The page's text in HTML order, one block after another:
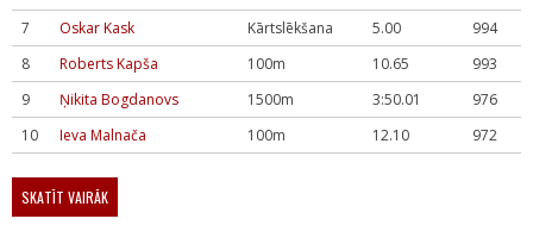
7
Oskar Kask Kārtslēkšana 5.00
994
8
Roberts Kapša 100m 10.65
993
9
Ņikita Bogdanovs 1500m 3:50.01
976
10
Ieva Malnača 100m 12.10 972
SKATĪT VAIRĀK